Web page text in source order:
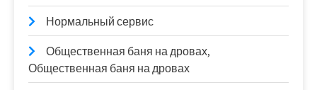
Нормальный сервис
Общественная баня на дровах,
Общественная баня на дровах